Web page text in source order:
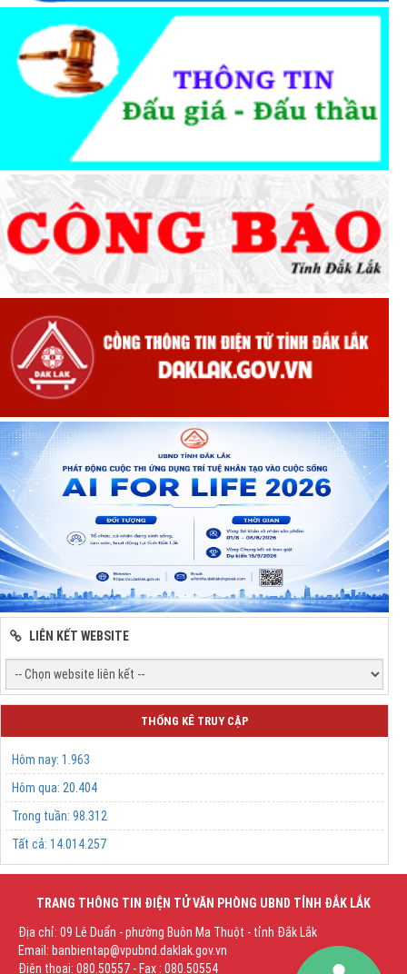
LIÊN KẾT WEBSITE
THỐNG KÊ TRUY CẬP
Hôm nay: 1.963
Hôm qua: 20.404
Trong tuần: 98.312
Tất cả: 14.014.257
TRANG THÔNG TIN ĐIỆN TỬ VĂN PHÒNG UBND TỈNH ĐẮK LẮK
Địa chỉ: 09 Lê Duẩn - phường Buôn Ma Thuột - tỉnh Đắk Lắk
Email: banbientap@vpubnd.daklak.gov.vn
Điện thoại: 080.50557 - Fax : 080.50554